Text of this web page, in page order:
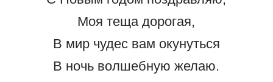
Моя теща дорогая,
В мир чудес вам окунуться
В ночь волшебную желаю.